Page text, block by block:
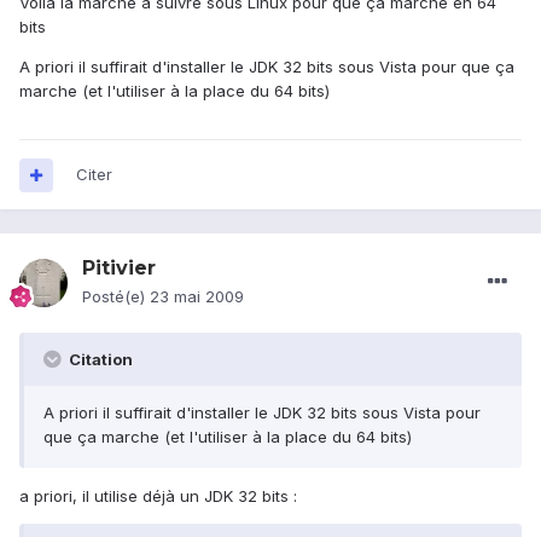
bits
A priori il suffirait d'installer le JDK 32 bits sous Vista pour que ça
marche (et l'utiliser à la place du 64 bits)
Citer
Pitivier
Posté(e) 23 mai 2009
Citation
A priori il suffirait d'installer le JDK 32 bits sous Vista pour
que ça marche (et l'utiliser à la place du 64 bits)
a priori, il utilise déjà un JDK 32 bits :